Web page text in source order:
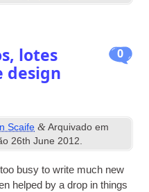
0
lotes
design
Scaife &Arquivado em
26th June 2012.
busy to write much new
helped by a drop in things